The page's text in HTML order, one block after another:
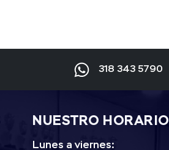
318 343 5790
NUESTRO HORARIO
Lunes a viernes: